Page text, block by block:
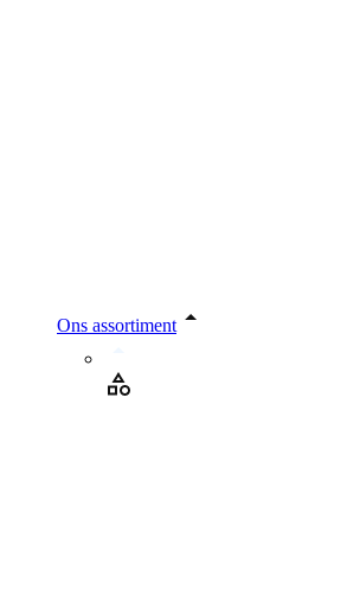
Ons assortiment